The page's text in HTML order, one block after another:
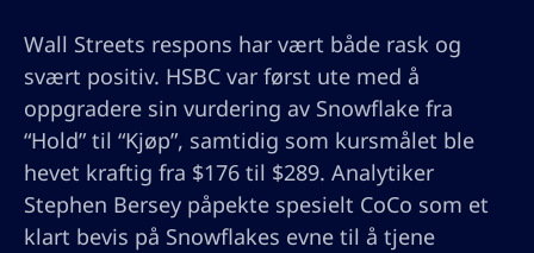
Wall Streets respons har vært både rask og
svært positiv. HSBC var først ute med å
oppgradere sin vurdering av Snowflake fra
“Hold” til “Kjøp”, samtidig som kursmålet ble
hevet kraftig fra $176 til $289. Analytiker
Stephen Bersey påpekte spesielt CoCo som et
klart bevis på Snowflakes evne til å tjene